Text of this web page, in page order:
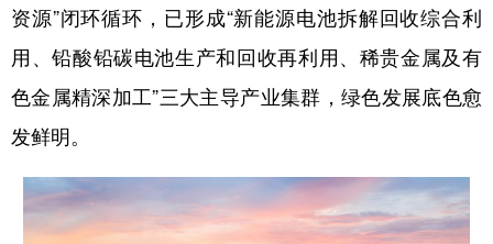
资源”闭环循环，已形成“新能源电池拆解回收综合利
用、铅酸铅碳电池生产和回收再利用、稀贵金属及有
色金属精深加工”三大主导产业集群，绿色发展底色愈
发鲜明。